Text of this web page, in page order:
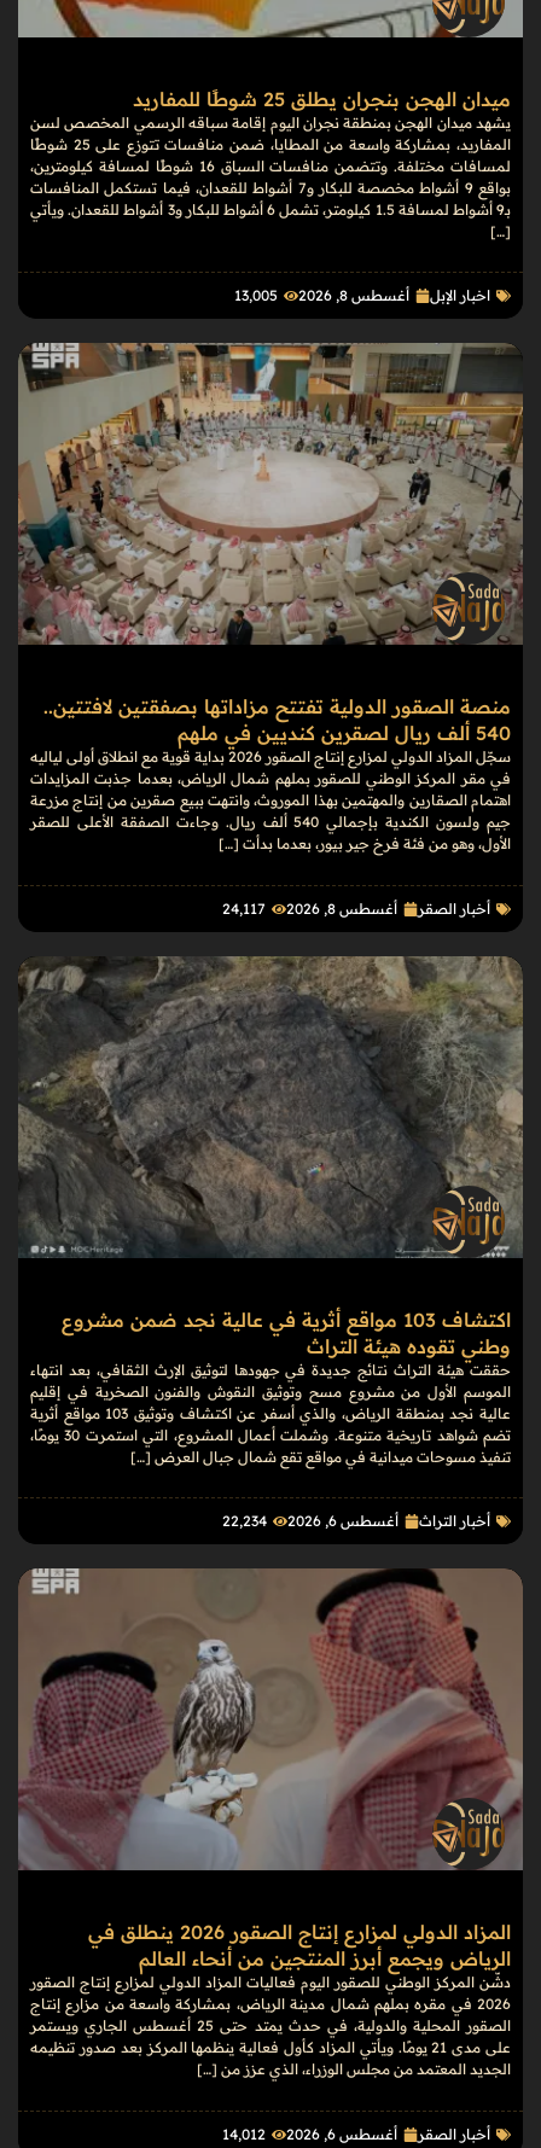
ميدان الهجن بنجران يطلق 25 شوطًا للمفاريد
يشهد ميدان الهجن بمنطقة نجران اليوم إقامة سباقه الرسمي المخصص لسن
المفاريد، بمشاركة واسعة من المطايا، ضمن منافسات تتوزع على 25 شوطًا
لمسافات مختلفة. وتتضمن منافسات السباق 16 شوطًا لمسافة كيلومترين،
بواقع 9 أشواط مخصصة للبكار و7 أشواط للقعدان، فيما تستكمل المنافسات
بـ9 أشواط لمسافة 1.5 كيلومتر، تشمل 6 أشواط للبكار و3 أشواط للقعدان. ويأتي
[…]
اخبار الإبل أغسطس 8, 2026 13٬005
منصة الصقور الدولية تفتتح مزاداتها بصفقتين لافتتين..
540 ألف ريال لصقرين كنديين في ملهم
سجّل المزاد الدولي لمزارع إنتاج الصقور 2026 بداية قوية مع انطلاق أولى لياليه
في مقر المركز الوطني للصقور بملهم شمال الرياض، بعدما جذبت المزايدات
اهتمام الصقارين والمهتمين بهذا الموروث، وانتهت ببيع صقرين من إنتاج مزرعة
جيم ولسون الكندية بإجمالي 540 ألف ريال. وجاءت الصفقة الأعلى للصقر
الأول، وهو من فئة فرخ جير بيور، بعدما بدأت […]
أخبار الصقر أغسطس 8, 2026 24٬117
اكتشاف 103 مواقع أثرية في عالية نجد ضمن مشروع
وطني تقوده هيئة التراث
حققت هيئة التراث نتائج جديدة في جهودها لتوثيق الإرث الثقافي، بعد انتهاء
الموسم الأول من مشروع مسح وتوثيق النقوش والفنون الصخرية في إقليم
عالية نجد بمنطقة الرياض، والذي أسفر عن اكتشاف وتوثيق 103 مواقع أثرية
تضم شواهد تاريخية متنوعة. وشملت أعمال المشروع، التي استمرت 30 يومًا،
تنفيذ مسوحات ميدانية في مواقع تقع شمال جبال العرض […]
أخبار التراث أغسطس 6, 2026 22٬234
المزاد الدولي لمزارع إنتاج الصقور 2026 ينطلق في
الرياض ويجمع أبرز المنتجين من أنحاء العالم
دشّن المركز الوطني للصقور اليوم فعاليات المزاد الدولي لمزارع إنتاج الصقور
2026 في مقره بملهم شمال مدينة الرياض، بمشاركة واسعة من مزارع إنتاج
الصقور المحلية والدولية، في حدث يمتد حتى 25 أغسطس الجاري ويستمر
على مدى 21 يومًا. ويأتي المزاد كأول فعالية ينظمها المركز بعد صدور تنظيمه
الجديد المعتمد من مجلس الوزراء، الذي عزز من […]
أخبار الصقر أغسطس 6, 2026 14٬012